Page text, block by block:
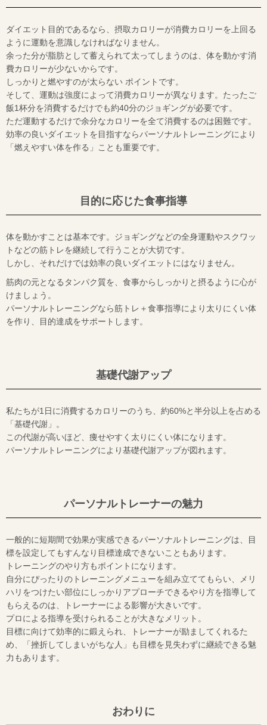
ダイエット目的であるなら、摂取カロリーが消費カロリーを上回る
ように運動を意識しなければなりません。
余った分が脂肪として蓄えられて太ってしまうのは、体を動かす消
費カロリーが少ないからです。
しっかりと燃やすのが太らない ポイントです。
そして、運動は強度によって消費カロリーが異なります。たったご
飯1杯分を消費するだけでも約40分のジョギングが必要です。
ただ運動するだけで余分なカロリーを全て消費するのは困難です。
効率の良いダイエットを目指すならパーソナルトレーニングにより
「燃えやすい体を作る」ことも重要です。
目的に応じた食事指導
体を動かすことは基本です。ジョギングなどの全身運動やスクワッ
トなどの筋トレを継続して行うことが大切です。
しかし、それだけでは効率の良いダイエットにはなりません。
筋肉の元となるタンパク質を、食事からしっかりと摂るように心が
けましょう。
パーソナルトレーニングなら筋トレ＋食事指導により太りにくい体
を作り、目的達成をサポートします。
基礎代謝アップ
私たちが1日に消費するカロリーのうち、約60%と半分以上を占める
「基礎代謝」。
この代謝が高いほど、痩せやすく太りにくい体になります。
パーソナルトレーニングにより基礎代謝アップが図れます。
パーソナルトレーナーの魅力
一般的に短期間で効果が実感できるパーソナルトレーニングは、目
標を設定してもすんなり目標達成できないこともあります。
トレーニングのやり方もポイントになります。
自分にぴったりのトレーニングメニューを組み立ててもらい、メリ
ハリをつけたい部位にしっかりアプローチできるやり方を指導して
もらえるのは、トレーナーによる影響が大きいです。
プロによる指導を受けられることが大きなメリット。
目標に向けて効率的に鍛えられ、トレーナーが励ましてくれるた
め、「挫折してしまいがちな人」も目標を見失わずに継続できる魅
力もあります。
おわりに